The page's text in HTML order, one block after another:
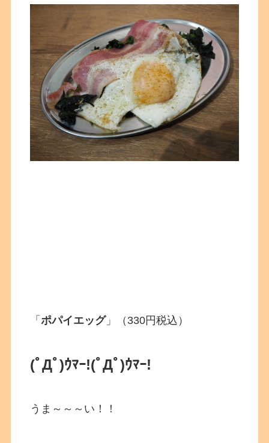
「ポパイエッグ」（330円税込）
(ﾟДﾟ)ｳﾏｰ!(ﾟДﾟ)ｳﾏｰ!
うま～～～い！！